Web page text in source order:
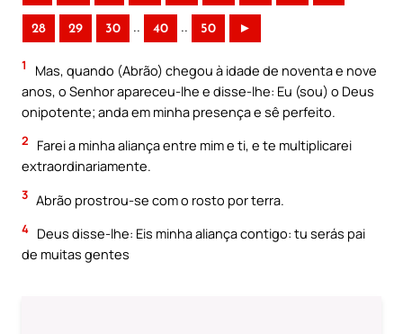
28 29 30 .. 40 .. 50 ►
1
Mas, quando (Abrão) chegou à idade de noventa e nove
anos, o Senhor apareceu-lhe e disse-lhe: Eu (sou) o Deus
onipotente; anda em minha presença e sê perfeito.
2
Farei a minha aliança entre mim e ti, e te multiplicarei
extraordinariamente.
3 Abrão prostrou-se com o rosto por terra.
4 Deus disse-lhe: Eis minha aliança contigo: tu serás pai
de muitas gentes